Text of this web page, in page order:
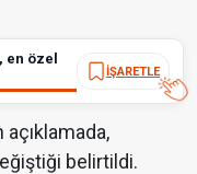
en özel
İŞARETLE
açıklamada,
belirtildi.